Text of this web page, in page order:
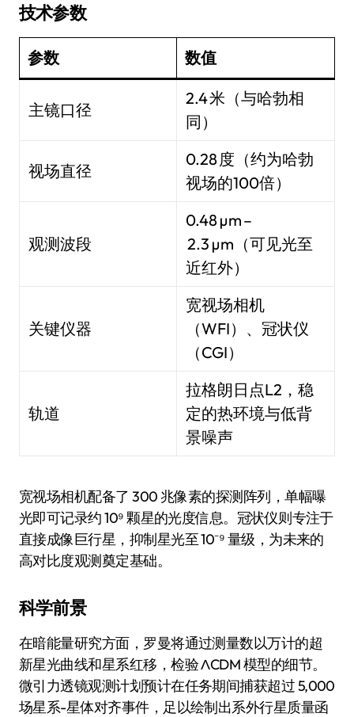
技术参数
参数 数值
主镜口径
2.4 米（与哈勃相
同）
视场直径
0.28 度（约为哈勃
视场的100倍）
观测波段
0.48 µm –
2.3 µm（可见光至
近红外）
关键仪器
宽视场相机
（WFI）、冠状仪
（CGI）
轨道
拉格朗日点L2，稳
定的热环境与低背
景噪声
宽视场相机配备了 300 兆像素的探测阵列，单幅曝
光即可记录约 10⁹ 颗星的光度信息。冠状仪则专注于
直接成像巨行星，抑制星光至 10⁻⁹ 量级，为未来的
高对比度观测奠定基础。
科学前景
在暗能量研究方面，罗曼将通过测量数以万计的超
新星光曲线和星系红移，检验 ΛCDM 模型的细节。
微引力透镜观测计划预计在任务期间捕获超过 5,000
场星系-星体对齐事件，足以绘制出系外行星质量函